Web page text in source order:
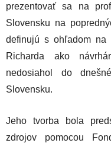
prezentovať sa na
Slovensku na
definujú s ohľadom na
Richarda ako
nedosiahol do
Slovensku.
Jeho tvorba bola
zdrojov pomocou